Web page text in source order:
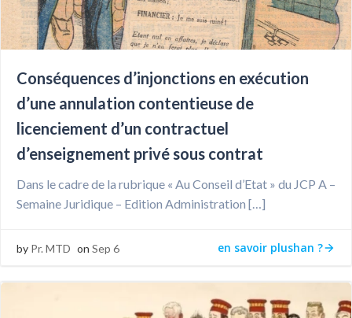
Conséquences d’injonctions en exécution
d’une annulation contentieuse de
licenciement d’un contractuel
d’enseignement privé sous contrat
Dans le cadre de la rubrique « Au Conseil d’Etat » du JCP A –
Semaine Juridique – Edition Administration […]
by Pr. MTD on Sep 6 en savoir plushan ?